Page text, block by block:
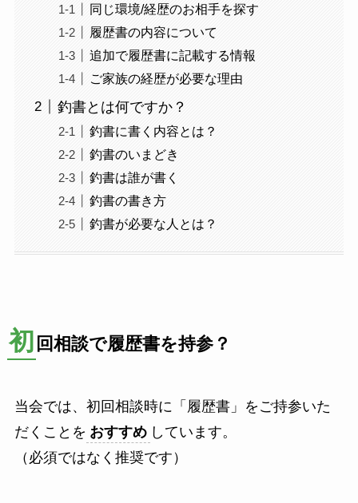
同じ環境/経歴のお相手を探す
履歴書の内容について
追加で履歴書に記載する情報
ご家族の経歴が必要な理由
釣書とは何ですか？
釣書に書く内容とは？
釣書のいまどき
釣書は誰が書く
釣書の書き方
釣書が必要な人とは？
初 回相談で履歴書を持参？
当会では、初回相談時に「履歴書」をご持参いた
だくことを おすすめ しています。
（必須ではなく推奨です）